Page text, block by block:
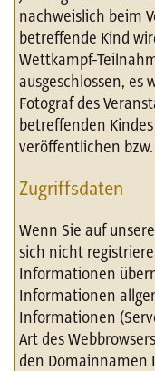
nachweislich beim
betreffende Kind
Wettkampf-
ausgeschlossen, es
Fotograf des
betreffenden
veröffentlichen
Zugriffsdaten
Wenn Sie auf
sich nicht
Informationen
Informationen
Informationen
Art des
den Domainnamen